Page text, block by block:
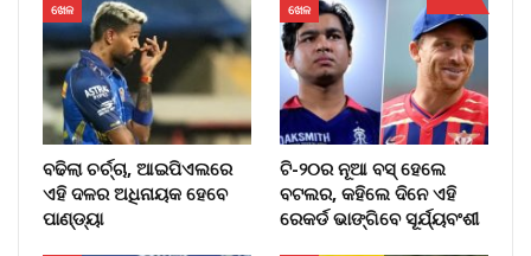
ଖେଳ
ବଢିଲା ଚର୍ଚ୍ଚା, ଆଇପିଏଲରେ
ଏହି ଦଳର ଅଧିନାୟକ ହେବେ
ପାଣ୍ଡ୍ୟା
ଖେଳ
ଟି-୨୦ର ନୂଆ ବସ୍ ହେଲେ
ବଟଲର, କହିଲେ ଦିନେ ଏହି
ରେକର୍ଡ ଭାଙ୍ଗିବେ ସୂର୍ଯ୍ୟବଂଶୀ